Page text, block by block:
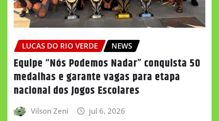
LUCAS DO RIO VERDE NEWS
Equipe “Nós Podemos Nadar” conquista 50
medalhas e garante vagas para etapa
nacional dos Jogos Escolares
Vilson Zeni jul 6, 2026